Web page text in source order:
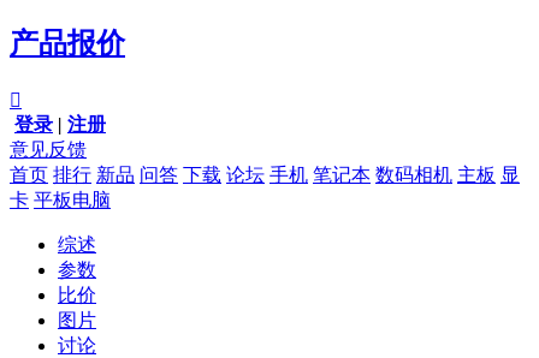
产品报价

登录 | 注册
意见反馈
首页 排行 新品 问答 下载 论坛 手机 笔记本 数码相机 主板 显
卡 平板电脑
综述
参数
比价
图片
讨论